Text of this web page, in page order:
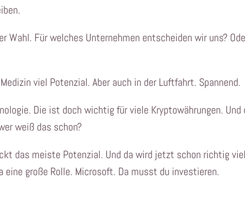
Wahl. Für welches Unternehmen entscheiden wir uns?
viel Potenzial. Aber auch in der Luftfahrt. Spannend.
Die ist doch wichtig für viele Kryptowährungen. Und
weiß das schon?
das meiste Potenzial. Und da wird jetzt schon richtig
eine große Rolle. Microsoft. Da musst du investieren.